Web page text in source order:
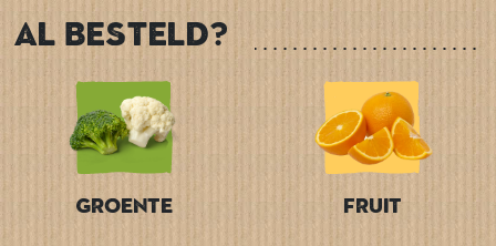
Al besteld?
Groente Fruit